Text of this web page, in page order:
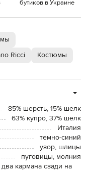
бутиков в Украине
Ricci
Костюмы
85% шерсть, 15% шелк
63% купро, 37% шелк
Италия
темно-синий
узор, шлицы
пуговицы, молния
кармана сзади на